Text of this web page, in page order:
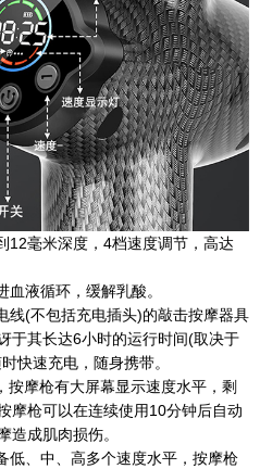
12毫米深度，4档速度调节，高达
液循环，缓解乳酸。
线(不包括充电插头)的敲击按摩器具
于其长达6小时的运行时间(取决于
快速充电，随身携带。
摩枪有大屏幕显示速度水平，剩
摩枪可以在连续使用10分钟后自动
造成肌肉损伤。
低、中、高多个速度水平，按摩枪